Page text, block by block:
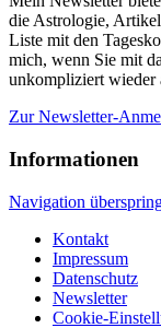
die Astrologie,
Liste mit den
mich, wenn Sie mit
unkompliziert wieder
Zur Newsletter-
Informationen
Navigation
Kontakt
Impressum
Datenschutz
Newsletter
Cookie-